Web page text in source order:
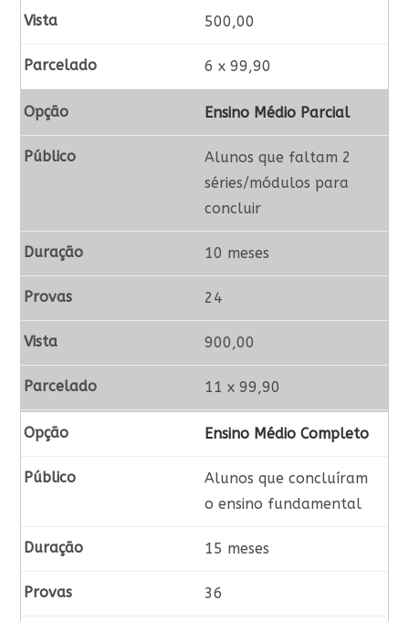
500,00
6 x 99,90
Ensino Médio Parcial
Alunos que faltam 2
séries/módulos para
concluir
10 meses
24
900,00
11 x 99,90
Ensino Médio Completo
Alunos que concluíram
o ensino fundamental
15 meses
36